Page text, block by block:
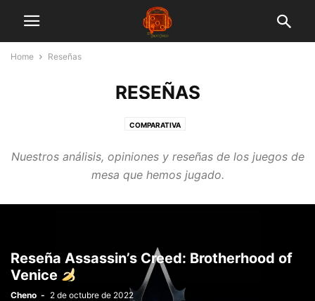
Home Reseñas
RESEÑAS
COMPARATIVA
Nuestros análisis, opiniones y reseñas de los juegos de
mesa que hemos jugado.
Reseña Assassin’s Creed: Brotherhood of
Venice
Cheno - 2 de octubre de 2022